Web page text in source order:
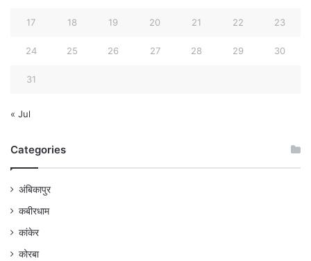
17 18 19 20 21 22 23
24 25 26 27 28 29 30
31
« Jul
Categories
अंबिकापुर
कबीरधाम
कांकेर
कोरबा